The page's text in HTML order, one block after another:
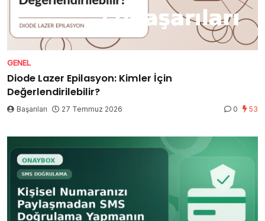
GENEL
Diode Lazer Epilasyon: Kimler İçin
Değerlendirilebilir?
Başarıları 27 Temmuz 2026 0 53